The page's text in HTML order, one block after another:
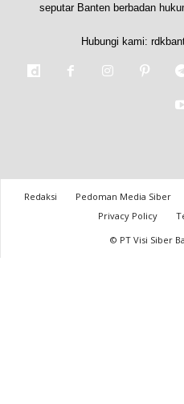
seputar Banten berbadan
Hubungi kami:
Redaksi Pedoman Media Siber
Privacy Policy
© PT Visi Siber